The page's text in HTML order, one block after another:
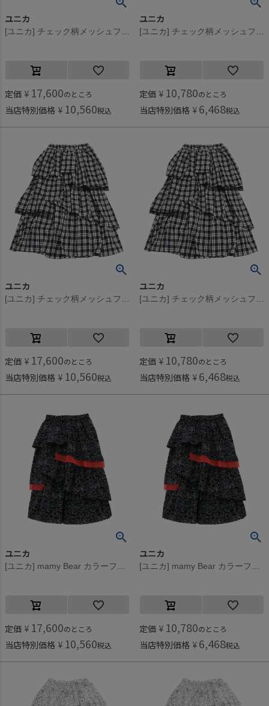
ユニカ
定価 ¥ 17,600のところ
当店特別価格 ¥ 10,560税込
ユニカ
定価 ¥ 10,780のところ
当店特別価格 ¥ 6,468税込
ユニカ
定価 ¥ 17,600のところ
当店特別価格 ¥ 10,560税込
ユニカ
定価 ¥ 10,780のところ
当店特別価格 ¥ 6,468税込
ユニカ
定価 ¥ 17,600のところ
当店特別価格 ¥ 10,560税込
ユニカ
定価 ¥ 10,780のところ
当店特別価格 ¥ 6,468税込